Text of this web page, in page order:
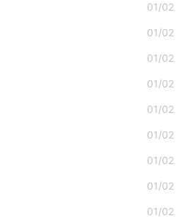
01/02
01/02
01/02
01/02
01/02
01/02
01/02
01/02
01/02